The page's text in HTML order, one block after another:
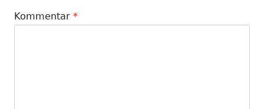
Kommentar *